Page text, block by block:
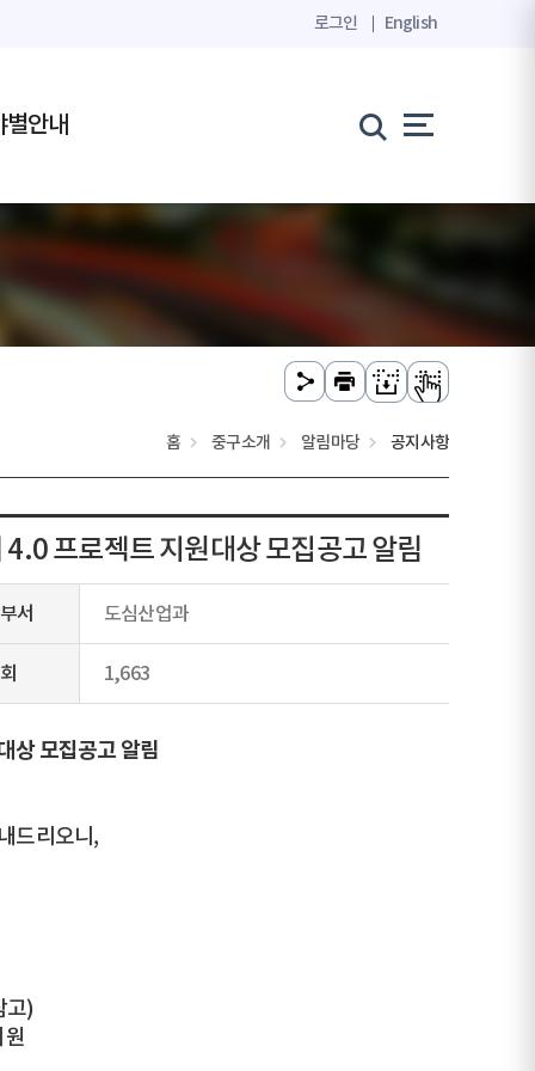
로그인 English
별안내
홈 중구소개 알림마당 공지사항
프로젝트 지원대상 모집공고 알림
서 도심산업과
1,663
상 모집공고 알림
드리오니,
고)
원